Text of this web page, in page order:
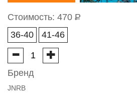
Стоимость: 470 Р
36-40
41-46
Бренд
JNRB